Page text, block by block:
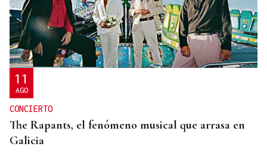
HELICOPTERO MEDICALIZADO
Un motorista en estado grave tras una colisión en
Velle
11
AGO
CONCIERTO
The Rapants, el fenómeno musical que arrasa en
Galicia